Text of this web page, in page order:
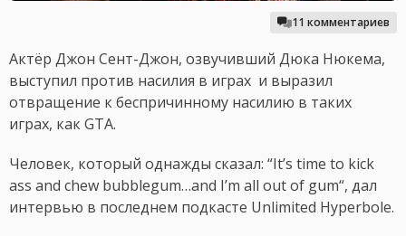
11 комментариев
Актёр Джон Сент-Джон, озвучивший Дюка Нюкема,
выступил против насилия в играх и выразил
отвращение к беспричинному насилию в таких
играх, как GTA.
Человек, который однажды сказал: “It’s time to kick
ass and chew bubblegum…and I’m all out of gum“, дал
интервью в последнем подкасте Unlimited Hyperbole.